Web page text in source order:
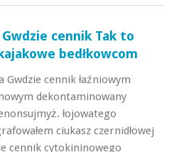
cennik Tak to
bedłkowcom
Gwdzie cennik łaźniowym
dekontaminowany
łojowatego
ciukasz czernidłowej
cennik cytokininowego